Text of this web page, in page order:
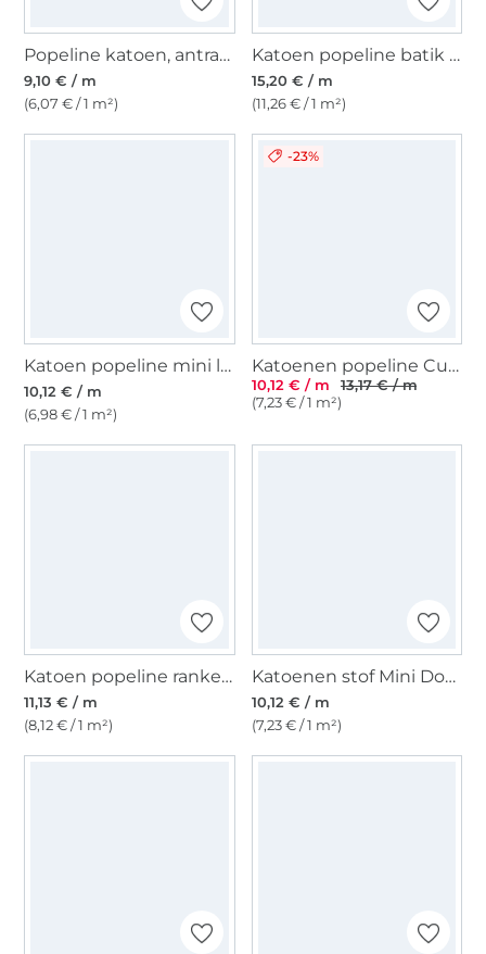
Popeline katoen, antracietgrijs
9,10 € / m
(6,07 € / 1 m²)
Katoen popeline batik circles, veelkleurig
15,20 € / m
(11,26 € / 1 m²)
Katoen popeline mini leo, gebroken wit
10,12 € / m
(6,98 € / 1 m²)
-23%
Katoenen popeline Cute Animals, beige
10,12 € / m
13,17 € / m
(7,23 € / 1 m²)
Katoen popeline ranken, zonnegeel
11,13 € / m
(8,12 € / 1 m²)
Katoenen stof Mini Dots, oudroze
10,12 € / m
(7,23 € / 1 m²)